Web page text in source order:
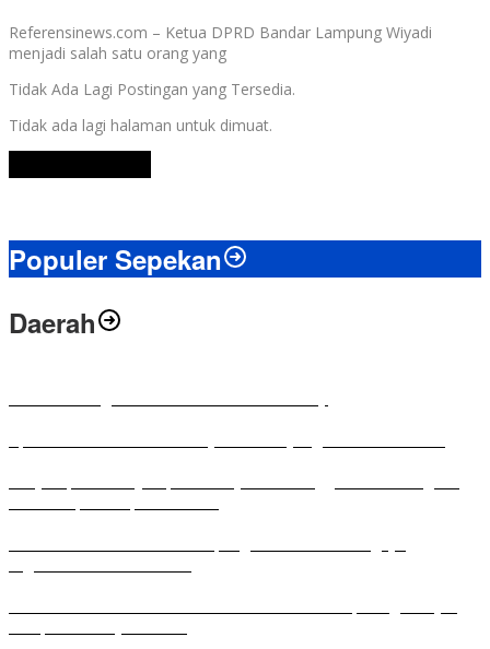
Referensinews.com – Ketua DPRD Bandar Lampung Wiyadi
menjadi salah satu orang yang
Tidak Ada Lagi Postingan yang Tersedia.
Tidak ada lagi halaman untuk dimuat.
Populer Sepekan
Daerah